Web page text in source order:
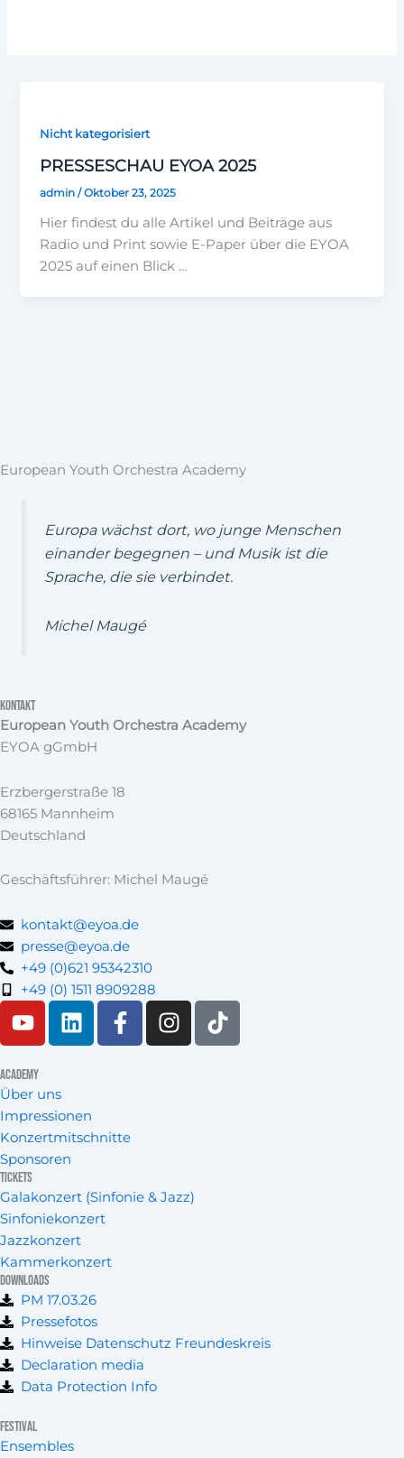
Nicht kategorisiert
PRESSESCHAU EYOA 2025
admin/Oktober 23, 2025
Hier findest du alle Artikel und Beiträge aus
Radio und Print sowie E-Paper über die EYOA
2025 auf einen Blick …
European Youth Orchestra Academy
Europa wächst dort, wo junge Menschen
einander begegnen – und Musik ist die
Sprache, die sie verbindet.
Michel Maugé
Kontakt
European Youth Orchestra Academy
EYOA gGmbH
Erzbergerstraße 18
68165 Mannheim
Deutschland
Geschäftsführer: Michel Maugé
kontakt@eyoa.de
presse@eyoa.de
+49 (0)621 95342310
+49 (0) 1511 8909288
Y
o
t
u
b
e
L
i
d
i
n
F
a
o
-
I
n
m
T
i
Academy
Über uns
Impressionen
Konzertmitschnitte
Sponsoren
Tickets
Galakonzert (Sinfonie & Jazz)
Sinfoniekonzert
Jazzkonzert
Kammerkonzert
Downloads
PM 17.03.26
Pressefotos
Hinweise Datenschutz Freundeskreis
Declaration media
Data Protection Info
Festival
Ensembles